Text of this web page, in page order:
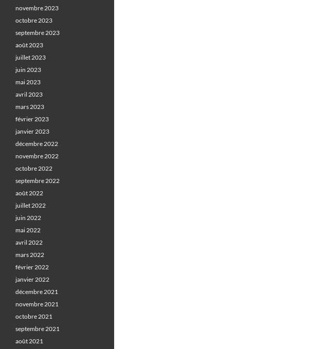
novembre 2023
octobre 2023
septembre 2023
août 2023
juillet 2023
juin 2023
mai 2023
avril 2023
mars 2023
février 2023
janvier 2023
décembre 2022
novembre 2022
octobre 2022
septembre 2022
août 2022
juillet 2022
juin 2022
mai 2022
avril 2022
mars 2022
février 2022
janvier 2022
décembre 2021
novembre 2021
octobre 2021
septembre 2021
août 2021